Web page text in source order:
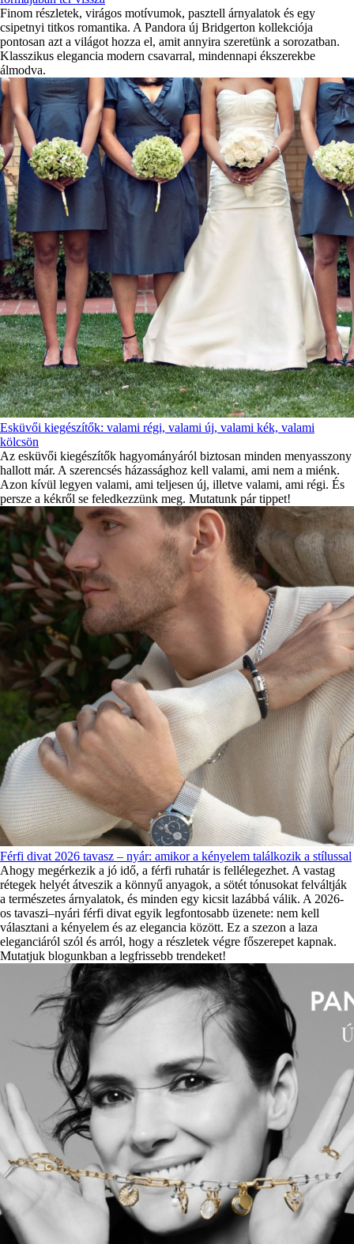
Finom részletek, virágos motívumok, pasztell árnyalatok és egy
csipetnyi titkos romantika. A Pandora új Bridgerton kollekciója
pontosan azt a világot hozza el, amit annyira szeretünk a sorozatban.
Klasszikus elegancia modern csavarral, mindennapi ékszerekbe
álmodva.
Esküvői kiegészítők: valami régi, valami új, valami kék, valami
kölcsön
Az esküvői kiegészítők hagyományáról biztosan minden menyasszony
hallott már. A szerencsés házassághoz kell valami, ami nem a miénk.
Azon kívül legyen valami, ami teljesen új, illetve valami, ami régi. És
persze a kékről se feledkezzünk meg. Mutatunk pár tippet!
Férfi divat 2026 tavasz – nyár: amikor a kényelem találkozik a stílussal
Ahogy megérkezik a jó idő, a férfi ruhatár is fellélegezhet. A vastag
rétegek helyét átveszik a könnyű anyagok, a sötét tónusokat felváltják
a természetes árnyalatok, és minden egy kicsit lazábbá válik. A 2026-
os tavaszi–nyári férfi divat egyik legfontosabb üzenete: nem kell
választani a kényelem és az elegancia között. Ez a szezon a laza
eleganciáról szól és arról, hogy a részletek végre főszerepet kapnak.
Mutatjuk blogunkban a legfrissebb trendeket!